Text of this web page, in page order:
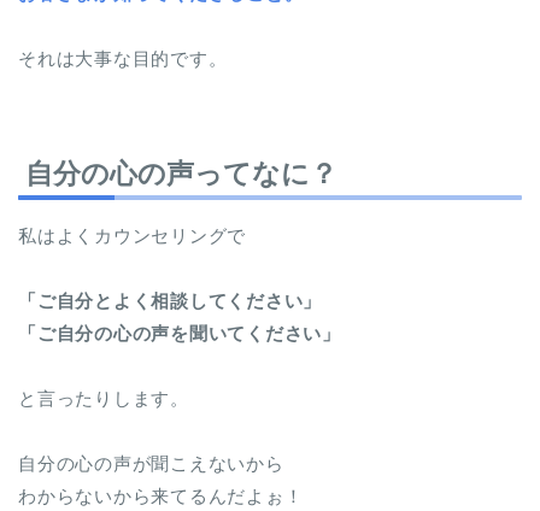
それは大事な目的です。
自分の心の声ってなに？
私はよくカウンセリングで
「ご自分とよく相談してください」
「ご自分の心の声を聞いてください」
と言ったりします。
自分の心の声が聞こえないから
わからないから来てるんだよぉ！